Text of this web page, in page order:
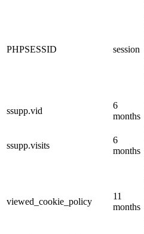
PHPSESSID session
ssupp.vid
6
months
ssupp.visits
6
months
viewed_cookie_policy
11
months